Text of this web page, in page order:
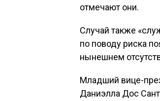
отмечают они.
Случай также
по поводу риска
нынешнем
Младший вице-
Даниэлла Дос